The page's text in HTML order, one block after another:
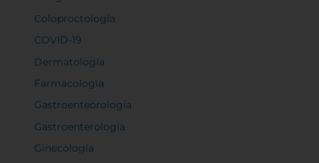
Coloproctología
COVID-19
Dermatología
Farmacología
Gastroenteorología
Gastroenterología
Ginecología